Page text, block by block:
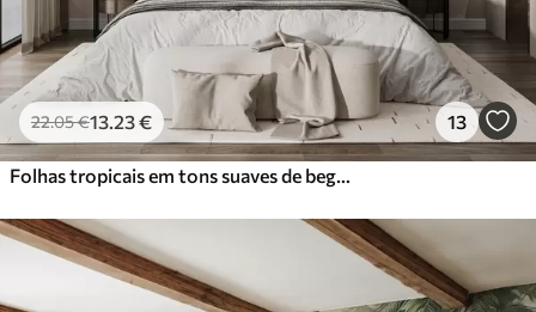
22.05€13 .23€ 13